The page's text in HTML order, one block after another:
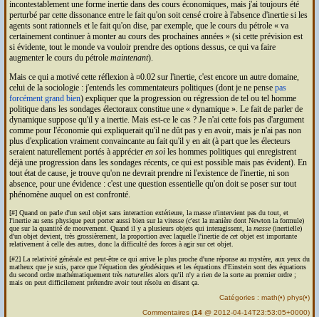
incontestablement une forme inertie dans des cours économiques, mais j'ai toujours été
perturbé par cette dissonance entre le fait qu'on soit censé croire à l'absence d'inertie si les
agents sont rationnels et le fait qu'on dise, par exemple, que le cours du pétrole
va
certainement continuer à monter au cours des prochaines années
(si cette prévision est
si évidente, tout le monde va vouloir prendre des options dessus, ce qui va faire
augmenter le cours du pétrole maintenant).
Mais ce qui a motivé cette réflexion à ¤0.02 sur l'inertie, c'est encore un autre domaine,
celui de la sociologie : j'entends les commentateurs politiques (dont je ne pense pas
forcément grand bien) expliquer que la progression ou régression de tel ou tel homme
politique dans les sondages électoraux constitue une
dynamique
. Le fait de parler de
dynamique suppose qu'il y a inertie. Mais est-ce le cas ? Je n'ai cette fois pas d'argument
comme pour l'économie qui expliquerait qu'il ne dût pas y en avoir, mais je n'ai pas non
plus d'explication vraiment convaincante au fait qu'il y en ait (à part que les électeurs
seraient naturellement portés à apprécier en soiles hommes politiques qui enregistrent
déjà une progression dans les sondages récents, ce qui est possible mais pas évident). En
tout état de cause, je trouve qu'on ne devrait prendre ni l'existence de l'inertie, ni son
absence, pour une évidence : c'est une question essentielle qu'on doit se poser sur tout
phénomène auquel on est confronté.
[#] Quand on parle d'un seul objet sans interaction extérieure, la masse n'intervient pas du tout, et
l'inertie au sens physique peut porter aussi bien sur la vitesse (c'est la manière dont Newton la formule)
que sur la quantité de mouvement. Quand il y a plusieurs objets qui interagissent, la masse(inertielle)
d'un objet devient, très grossièrement, la proportion avec laquelle l'inertie de cetobjet est importante
relativement à celle des autres, donc la difficulté des forces à agir sur cet objet.
[#2] La relativité générale est peut-être ce qui arrive le plus proche d'une réponse au mystère, aux yeux du
matheux que je suis, parce que l'équation des géodésiques et les équations d'Einstein sont des équations
du second ordre mathématiquement très naturellesalors qu'il n'y a rien de la sorte au premier ordre ;
mais on peut difficilement prétendre avoir tout résolu en disant ça.
Catégories :math(•)phys(•)
Commentaires (14 @ 2012-04-14T23:53:05+0000)